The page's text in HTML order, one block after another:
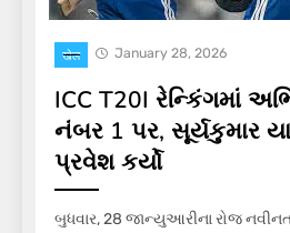
खेल January 28, 2026
ICC T20I રેન્કિંગમાં
નંબર 1 પર, સૂર્યકુમાર
પ્રવેશ કર્યો
બુધવાર, 28 જાન્યુઆરીના રોજ